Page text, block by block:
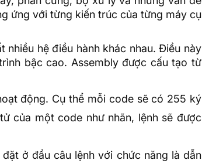
ứng với từng kiến trúc của từng máy cụ
nhiều hệ điều hànhkhác nhau. Điều này
bậc cao. Assembly được cấu tạo từ
động. Cụ thể mỗi code sẽ có 255 ký
của một code như nhãn, lệnh sẽ được
ở đầu câu lệnh với chức năng là dẫn